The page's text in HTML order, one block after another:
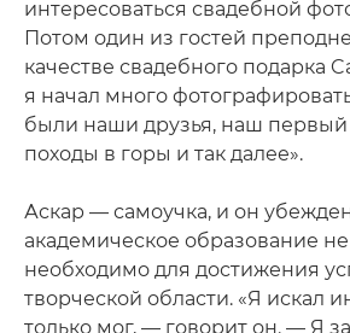
интересоваться свадебной
Потом один из гостей
качестве свадебного подарка
я начал много
были наши друзья, наш первый
походы в горы и так далее».
Аскар — самоучка, и он
академическое образование не
необходимо для достижения
творческой области. «Я искал
только мог, — говорит он. — Я